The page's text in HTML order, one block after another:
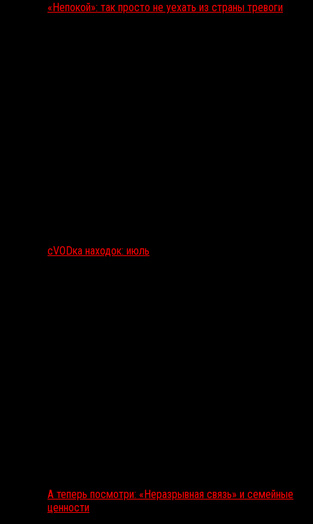
«Непокой»: так просто не уехать из страны тревоги
сVODка находок: июль
А теперь посмотри: «Неразрывная связь» и семейные
ценности